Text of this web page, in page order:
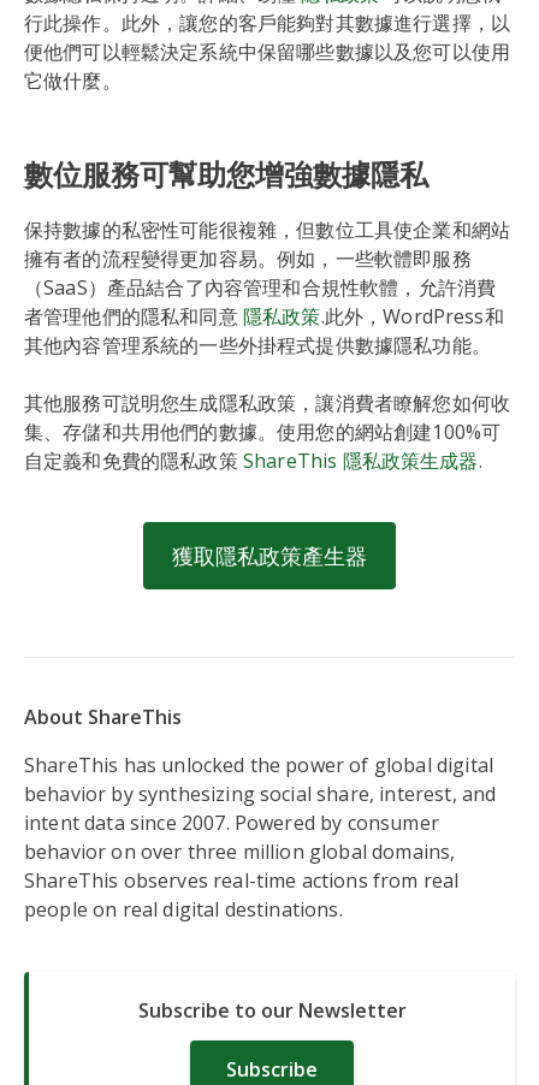
行此操作。此外，讓您的客戶能夠對其數據進行選擇，以
便他們可以輕鬆決定系統中保留哪些數據以及您可以使用
它做什麼。
數位服務可幫助您增強數據隱私
保持數據的私密性可能很複雜，但數位工具使企業和網站
擁有者的流程變得更加容易。例如，一些軟體即服務
（SaaS）產品結合了內容管理和合規性軟體，允許消費
者管理他們的隱私和同意隱私政策.此外，WordPress和
其他內容管理系統的一些外掛程式提供數據隱私功能。
其他服務可説明您生成隱私政策，讓消費者瞭解您如何收
集、存儲和共用他們的數據。使用您的網站創建100%可
自定義和免費的隱私政策ShareThis 隱私政策生成器.
獲取隱私政策產生器
About ShareThis
ShareThis has unlocked the power of global digital
behavior by synthesizing social share, interest, and
intent data since 2007. Powered by consumer
behavior on over three million global domains,
ShareThis observes real-time actions from real
people on real digital destinations.
Subscribe to our Newsletter
Subscribe